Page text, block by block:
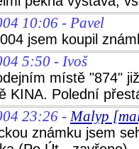
10:06 - Pavel
jsem koupil
5:50 - Ivoš
místě "874"
KINA. Polední
23:26 - Malyp
známku jsem